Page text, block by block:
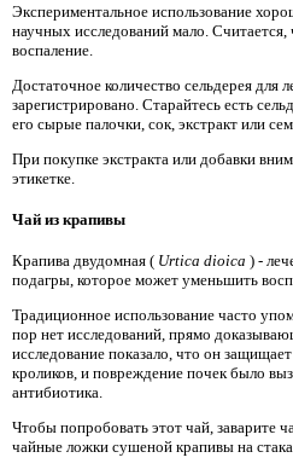
Экспериментальное использование
научных исследований мало. Считается,
воспаление.
Достаточное количество сельдерея для
зарегистрировано. Старайтесь есть
его сырые палочки, сок, экстракт или
При покупке экстракта или добавки
этикетке.
Чай из крапивы
Крапива двудомная ( Urtica dioica ) -
подагры, которое может уменьшить
Традиционное использование часто
пор нет исследований, прямо
исследование показало, что он
кроликов, и повреждение почек было
антибиотика.
Чтобы попробовать этот чай, заварите
чайные ложки сушеной крапивы на